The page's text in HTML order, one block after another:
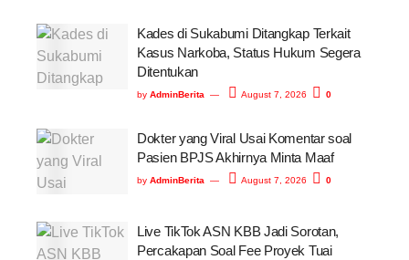
Kades di Sukabumi Ditangkap Terkait
Kasus Narkoba, Status Hukum Segera
Ditentukan
by AdminBerita August 7, 2026 0
Dokter yang Viral Usai Komentar soal
Pasien BPJS Akhirnya Minta Maaf
by AdminBerita August 7, 2026 0
Live TikTok ASN KBB Jadi Sorotan,
Percakapan Soal Fee Proyek Tuai